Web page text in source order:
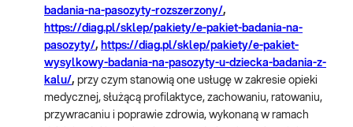
badania-na-pasozyty-rozszerzony/,
https://diag.pl/sklep/pakiety/e-pakiet-badania-na-
pasozyty/, https://diag.pl/sklep/pakiety/e-pakiet-
wysylkowy-badania-na-pasozyty-u-dziecka-badania-z-
kalu/, przy czym stanowią one usługę w zakresie opieki
medycznej, służącą profilaktyce, zachowaniu, ratowaniu,
przywracaniu i poprawie zdrowia, wykonaną w ramach